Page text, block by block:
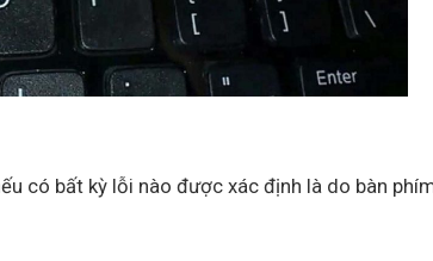
có bất kỳ lỗi nào được xác định là do bàn